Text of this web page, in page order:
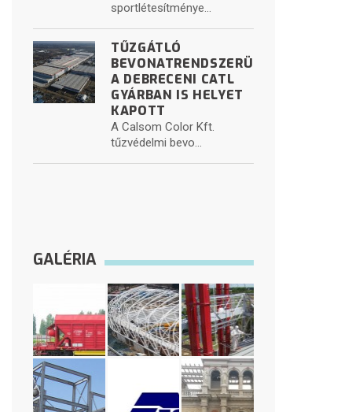
sportlétesítménye...
TŰZGÁTLÓ
BEVONATRENDSZERÜNK
A DEBRECENI CATL
GYÁRBAN IS HELYET
KAPOTT
A Calsom Color Kft.
tűzvédelmi bevo...
GALÉRIA